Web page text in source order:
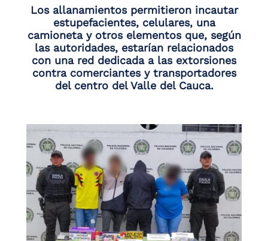
Los allanamientos permitieron incautar
estupefacientes, celulares, una
camioneta y otros elementos que, según
las autoridades, estarían relacionados
con una red dedicada a las extorsiones
contra comerciantes y transportadores
del centro del Valle del Cauca.